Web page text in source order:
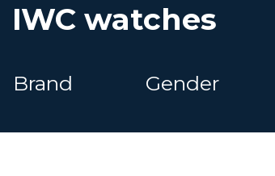
IWC watches
Brand Gender